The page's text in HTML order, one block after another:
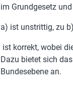
im Grundgesetz
a) ist unstrittig, zu
ist korrekt, wobei
Dazu bietet sich
Bundesebene an.